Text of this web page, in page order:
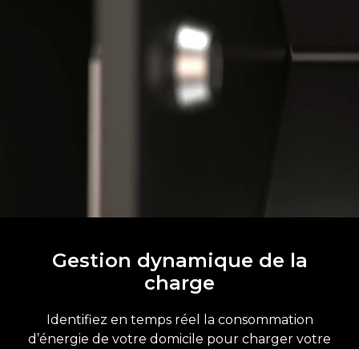
Gestion dynamique de la
charge
Identifiez en temps réel la consommation
d’énergie de votre domicile pour charger votre